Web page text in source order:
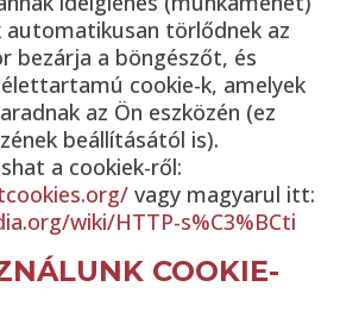
automatikusan törlődnek az
bezárja a böngészőt, és
cookie-k, amelyek
az Ön eszközén (ez
beállításától is).
a cookiek-ről:
vagy magyarul itt:
wiki/HTTP-s%C3%BCti
COOKIE-